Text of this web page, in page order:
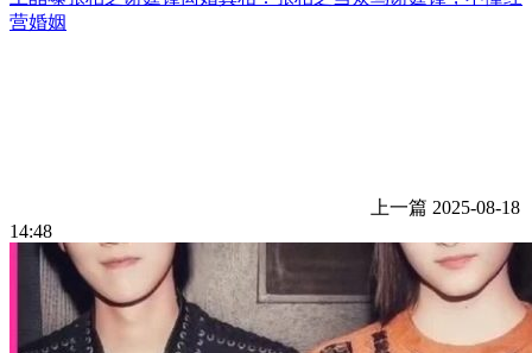
营婚姻
上一篇 2025-08-18
14:48